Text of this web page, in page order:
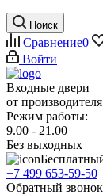
Поиск
Сравнение0
Войти
Входные двери
от производителя
Режим работы:
9.00 - 21.00
Без выходных
+7 499 653-59-50
Обратный звонок